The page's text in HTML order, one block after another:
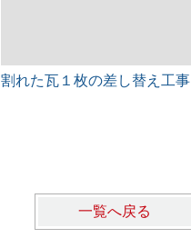
割れた瓦１枚の差し替え工事
一覧へ戻る